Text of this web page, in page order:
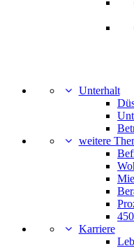
Unterhalt
weitere
Karriere